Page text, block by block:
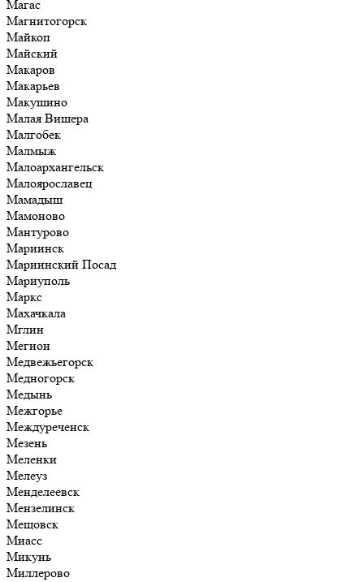
Магас
Магнитогорск
Майкоп
Майский
Макаров
Макарьев
Макушино
Малая Вишера
Малгобек
Малмыж
Малоархангельск
Малоярославец
Мамадыш
Мамоново
Мантурово
Мариинск
Мариинский Посад
Мариуполь
Маркс
Махачкала
Мглин
Мегион
Медвежьегорск
Медногорск
Медынь
Межгорье
Междуреченск
Мезень
Меленки
Мелеуз
Менделеевск
Мензелинск
Мещовск
Миасс
Микунь
Миллерово